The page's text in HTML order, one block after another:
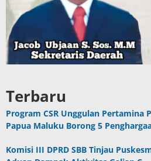
Terbaru
Program CSR Unggulan Pertamina
Papua Maluku Borong 5
Komisi III DPRD SBB Tinjau